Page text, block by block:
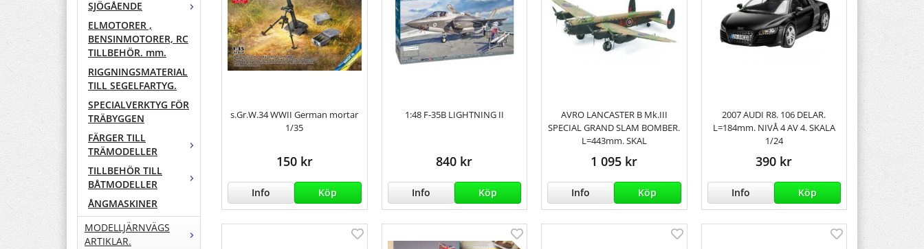
SJÖGÅENDE
ELMOTORER ,
BENSINMOTORER, RC
TILLBEHÖR. mm.
RIGGNINGSMATERIAL
TILL SEGELFARTYG.
SPECIALVERKTYG FÖR
TRÄBYGGEN
FÄRGER TILL
TRÄMODELLER
TILLBEHÖR TILL
BÅTMODELLER
ÅNGMASKINER
MODELLJÄRNVÄGS
ARTIKLAR.
s.Gr.W.34 WWII German mortar
1/35
150 kr
Info Köp
1:48 F-35B LIGHTNING II
840 kr
Info Köp
AVRO LANCASTER B Mk.III
SPECIAL GRAND SLAM BOMBER.
L=443mm. SKAL
1 095 kr
Info Köp
2007 AUDI R8. 106 DELAR.
L=184mm. NIVÅ 4 AV 4. SKALA
1/24
390 kr
Info Köp